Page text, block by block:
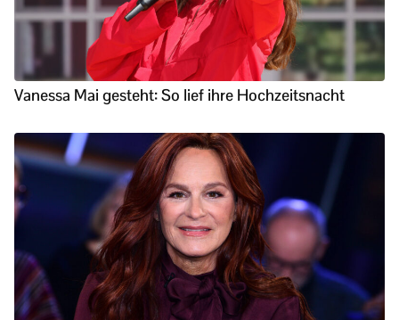
Vanessa Mai gesteht: So lief ihre Hochzeitsnacht